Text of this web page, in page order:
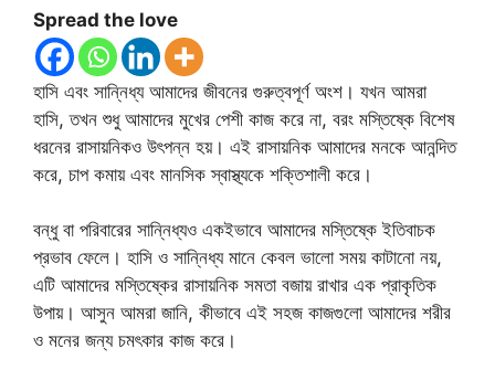
Spread the love
হাসি এবং সান্নিধ্য আমাদের জীবনের গুরুত্বপূর্ণ অংশ। যখন আমরা
হাসি, তখন শুধু আমাদের মুখের পেশী কাজ করে না, বরং মস্তিষ্কে বিশেষ
ধরনের রাসায়নিকও উৎপন্ন হয়। এই রাসায়নিক আমাদের মনকে আনন্দিত
করে, চাপ কমায় এবং মানসিক স্বাস্থ্যকে শক্তিশালী করে।
বন্ধু বা পরিবারের সান্নিধ্যও একইভাবে আমাদের মস্তিষ্কে ইতিবাচক
প্রভাব ফেলে। হাসি ও সান্নিধ্য মানে কেবল ভালো সময় কাটানো নয়,
এটি আমাদের মস্তিষ্কের রাসায়নিক সমতা বজায় রাখার এক প্রাকৃতিক
উপায়। আসুন আমরা জানি, কীভাবে এই সহজ কাজগুলো আমাদের শরীর
ও মনের জন্য চমৎকার কাজ করে।